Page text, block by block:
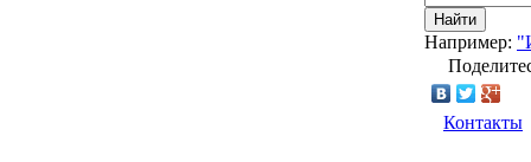
Найти
Например:
Контакты